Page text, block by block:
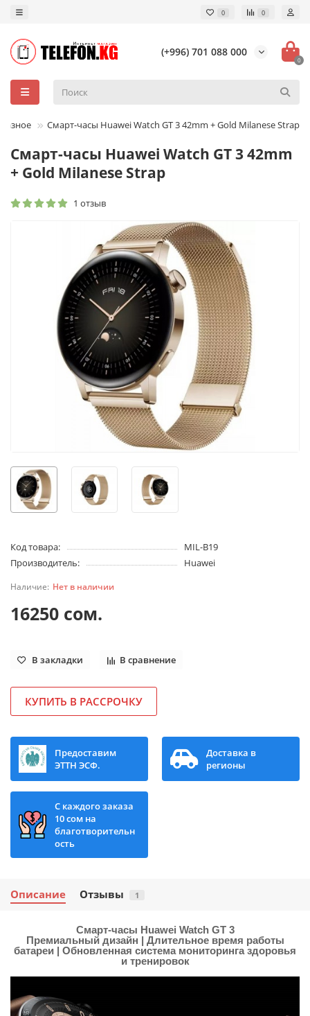
0 0
(+996) 701 088 000
0
Разное Смарт-часы Huawei Watch GT 3 42mm + Gold Milanese Strap
Смарт-часы Huawei Watch GT 3 42mm
+ Gold Milanese Strap
1 отзыв
Код товара:
MIL-B19
Производитель:
Huawei
Нет в наличии
16250 сом.
В закладки В сравнение
КУПИТЬ В РАССРОЧКУ
Предоставим
ЭТТН ЭСФ.
Доставка в
регионы
С каждого заказа
10 сом на
благотворительн
ость
Описание Отзывы 1
Смарт-часы Huawei Watch GT 3
Премиальный дизайн | Длительное время работы
батареи | Обновленная система мониторинга здоровья
и тренировок